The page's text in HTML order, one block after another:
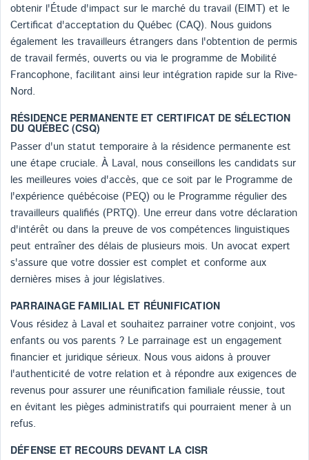
obtenir l'Étude d'impact sur le marché du travail (EIMT) et le
Certificat d'acceptation du Québec (CAQ). Nous guidons
également les travailleurs étrangers dans l'obtention de permis
de travail fermés, ouverts ou via le programme de Mobilité
Francophone, facilitant ainsi leur intégration rapide sur la Rive-
Nord.
RÉSIDENCE PERMANENTE ET CERTIFICAT DE SÉLECTION
DU QUÉBEC (CSQ)
Passer d'un statut temporaire à la résidence permanente est
une étape cruciale. À Laval, nous conseillons les candidats sur
les meilleures voies d'accès, que ce soit par le Programme de
l'expérience québécoise (PEQ) ou le Programme régulier des
travailleurs qualifiés (PRTQ). Une erreur dans votre déclaration
d'intérêt ou dans la preuve de vos compétences linguistiques
peut entraîner des délais de plusieurs mois. Un avocat expert
s'assure que votre dossier est complet et conforme aux
dernières mises à jour législatives.
PARRAINAGE FAMILIAL ET RÉUNIFICATION
Vous résidez à Laval et souhaitez parrainer votre conjoint, vos
enfants ou vos parents ? Le parrainage est un engagement
financier et juridique sérieux. Nous vous aidons à prouver
l'authenticité de votre relation et à répondre aux exigences de
revenus pour assurer une réunification familiale réussie, tout
en évitant les pièges administratifs qui pourraient mener à un
refus.
DÉFENSE ET RECOURS DEVANT LA CISR